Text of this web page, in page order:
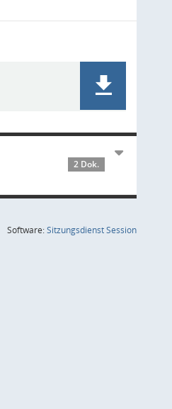
2 Dok.
Software:SitzungsdienstSession(Wird in